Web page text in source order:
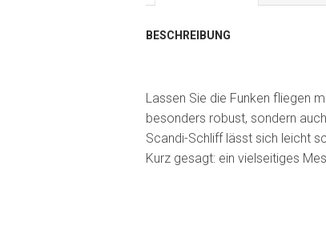
BESCHREIBUNG
Lassen Sie die Funken fliegen
besonders robust, sondern
Scandi-Schliff lässt sich leicht
Kurz gesagt: ein vielseitiges